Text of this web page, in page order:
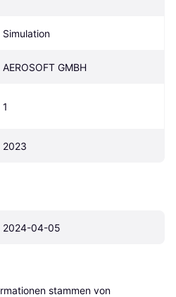
Simulation
AEROSOFT GMBH
1
2023
2024-04-05
stammen von